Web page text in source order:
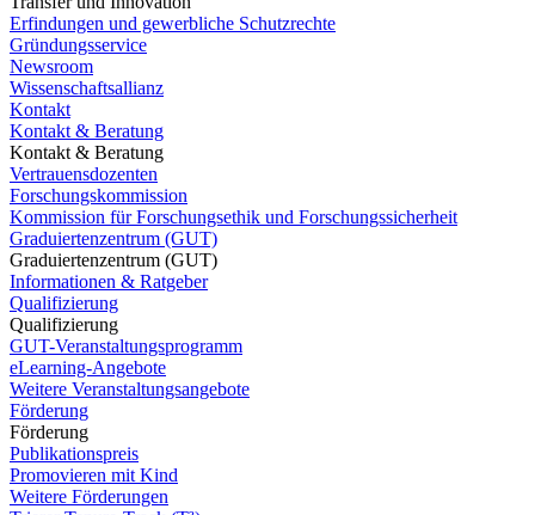
Erfindungen und gewerbliche Schutzrechte
Gründungsservice
Newsroom
Wissenschaftsallianz
Kontakt
Kontakt & Beratung
Kontakt & Beratung
Vertrauensdozenten
Forschungskommission
Kommission für Forschungsethik und Forschungssicherheit
Graduiertenzentrum (GUT)
Graduiertenzentrum (GUT)
Informationen & Ratgeber
Qualifizierung
Qualifizierung
GUT-Veranstaltungsprogramm
eLearning-Angebote
Weitere Veranstaltungsangebote
Förderung
Förderung
Publikationspreis
Promovieren mit Kind
Weitere Förderungen